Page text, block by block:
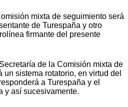
mixta de seguimiento será
de Turespaña y otro
firmante del presente
de la Comisión mixta de
sistema rotatorio, en virtud del
a Turespaña y el
y así sucesivamente.